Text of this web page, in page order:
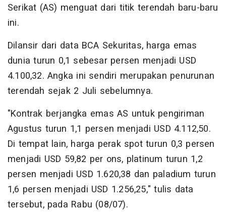
Serikat (AS) menguat dari titik terendah baru-baru
ini.
Dilansir dari data BCA Sekuritas, harga emas
dunia turun 0,1 sebesar persen menjadi USD
4.100,32. Angka ini sendiri merupakan penurunan
terendah sejak 2 Juli sebelumnya.
"Kontrak berjangka emas AS untuk pengiriman
Agustus turun 1,1 persen menjadi USD 4.112,50.
Di tempat lain, harga perak spot turun 0,3 persen
menjadi USD 59,82 per ons, platinum turun 1,2
persen menjadi USD 1.620,38 dan paladium turun
1,6 persen menjadi USD 1.256,25," tulis data
tersebut, pada Rabu (08/07).